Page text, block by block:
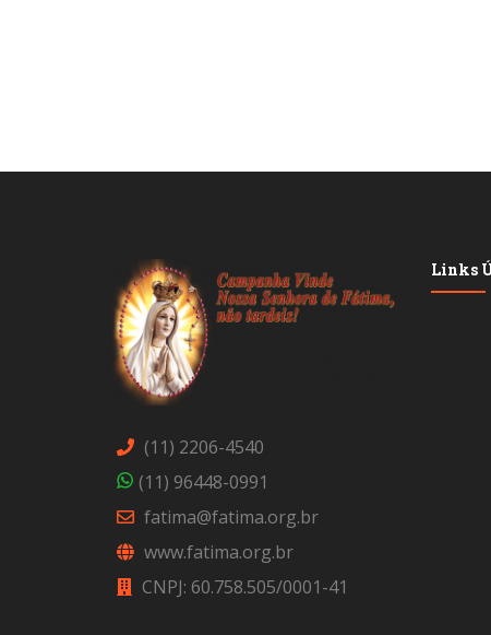
(11) 2206-4540
(11) 96448-0991
fatima@fatima.org.br
www.fatima.org.br
CNPJ: 60.758.505/0001-41
Links